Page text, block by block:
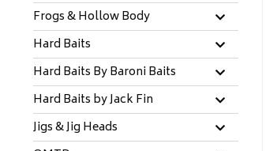
Frogs & Hollow Body
Hard Baits
Hard Baits By Baroni Baits
Hard Baits by Jack Fin
Jigs & Jig Heads